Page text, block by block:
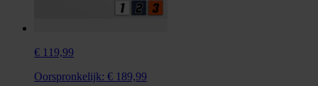
€ 119,99
Oorspronkelijk: € 189,99